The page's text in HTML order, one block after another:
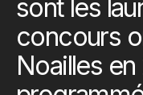
sont les
concours
Noailles